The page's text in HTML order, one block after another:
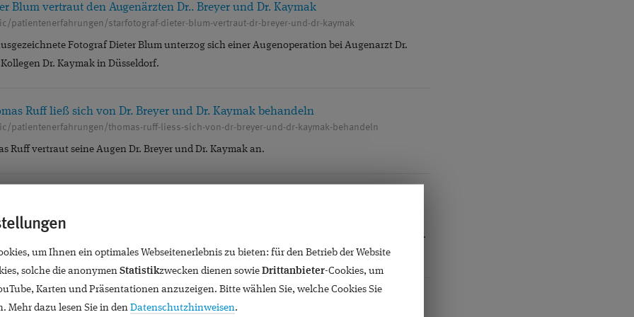
Blum vertraut den Augenärzten Dr.. Breyer und Dr. Kaymak
patientenerfahrungen/starfotograf-dieter-blum-vertraut-dr-breyer-und-dr-kaymak
Fotograf Dieter Blum unterzog sich einer Augenoperation bei Augenarzt Dr.
Dr. Kaymak in Düsseldorf.
Ruff ließ sich von Dr. Breyer und Dr. Kaymak behandeln
patientenerfahrungen/thomas-ruff-liess-sich-von-dr-breyer-und-dr-kaymak-behandeln
Ruff vertraut seine Augen Dr. Breyer und Dr. Kaymak an.
der Präsident der Düsseldorfer Jonges, ließ seine Alterssichtigkeit mit einer Linsen-OP bei Dr.
Leidenschaft als Fotograf neue optische Wege eröffnet“– R.
um Ihnen ein optimales Webseitenerlebnis zu bieten: für den Betrieb der Website
solche die anonymen Statistikzwecken dienen sowie Drittanbieter-Cookies, um
Karten und Präsentationen anzuzeigen. Bitte wählen Sie, welche Cookies Sie
Mehr dazu lesen Sie in den Datenschutzhinweisen.